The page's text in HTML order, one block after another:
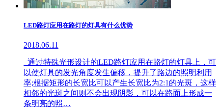
LED路灯应用在路灯的灯具有什么优势
2018.06.11
通过特殊光形设计的LED路灯应用在路灯的灯具上，可
以使灯具的发光角度发生偏移，提升了路边的照明利用
率;根据矩形的长宽比可以产生长宽比为2:1的光斑，这样
相邻的光斑之间则不会出现阴影，可以在路面上形成一
条明亮的照…